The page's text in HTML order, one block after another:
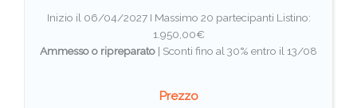
Inizio il 06/04/2027 I Massimo 20 partecipanti Listino:
1.950,00€
Ammesso o ripreparato | Sconti fino al 30% entro il 13/08
Prezzo